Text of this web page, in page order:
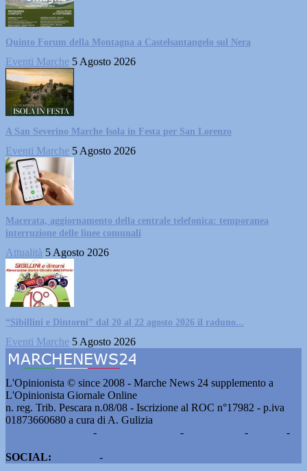
Quinto Forum della Montagna a Castelsantangelo sul Nera
Eventi Marche 5 Agosto 2026
A San Severino Marche Isola in Festa per San Lorenzo
Eventi Marche 5 Agosto 2026
Macerata, aggiornamento della centrale telefonica: temporanea
interruzione delle linee comunali
Attualità 5 Agosto 2026
“Sibillini e Dintorni” dal 20 al 22 agosto 2026 il raduno...
Eventi Marche 5 Agosto 2026
L'Opinionista © since 2008 - Marche News 24 supplemento a
L'Opinionista Giornale Online
n. reg. Trib. Pescara n.08/08 - Iscrizione al ROC n°17982 - p.iva
01873660680 a cura di A. Gulizia
- - -
-
SOCIAL:
-